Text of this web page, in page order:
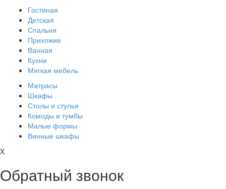
Гостиная
Детская
Спальни
Прихожие
Ванная
Кухни
Мягкая мебель
Матрасы
Шкафы
Столы и стулья
Комоды и тумбы
Малые формы
Винные шкафы
X
Обратный звонок